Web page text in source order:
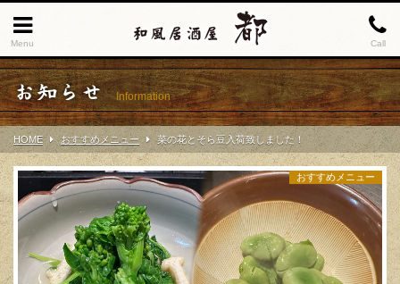
Menu Call
お知らせ Information
HOME おすすめメニュー 菜の花とそら豆入荷致しました！
おすすめメニュー